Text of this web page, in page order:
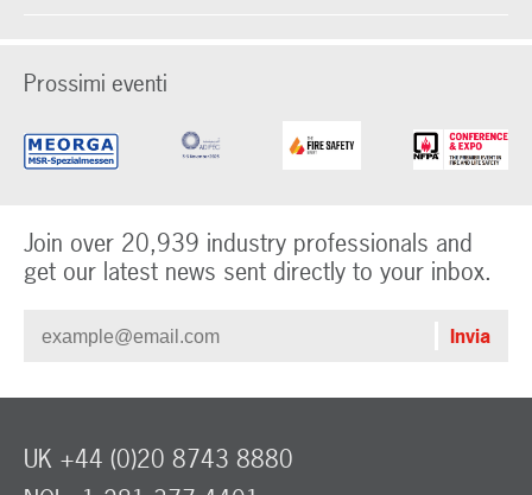
Prossimi eventi
Join over 20,939 industry professionals and
get our latest news sent directly to your inbox.
UK +44 (0)20 8743 8880